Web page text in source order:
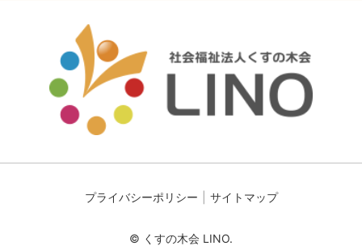
プライバシーポリシー サイトマップ
© くすの木会 LINO.